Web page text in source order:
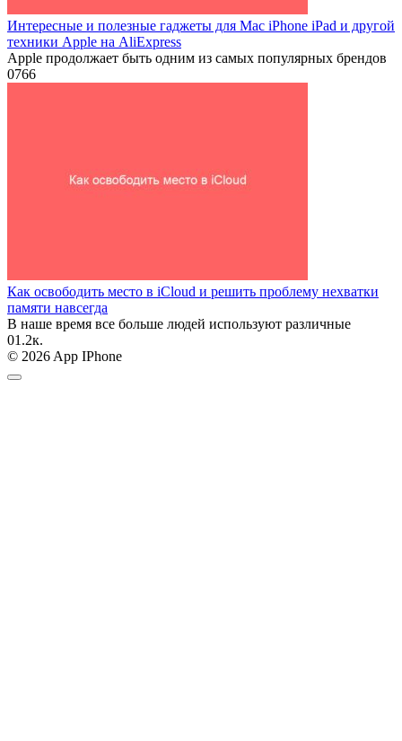
Интересные и полезные гаджеты для Mac iPhone iPad и другой
техники Apple на AliExpress
Apple продолжает быть одним из самых популярных брендов
0766
Как освободить место в iCloud и решить проблему нехватки
памяти навсегда
В наше время все больше людей используют различные
01.2к.
© 2026 App IPhone